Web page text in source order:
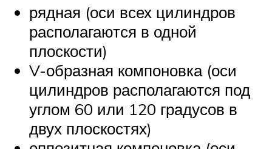
рядная (оси всех цилиндров
располагаются в одной
плоскости)
V-образная компоновка (оси
цилиндров располагаются под
углом 60 или 120 градусов в
двух плоскостях)